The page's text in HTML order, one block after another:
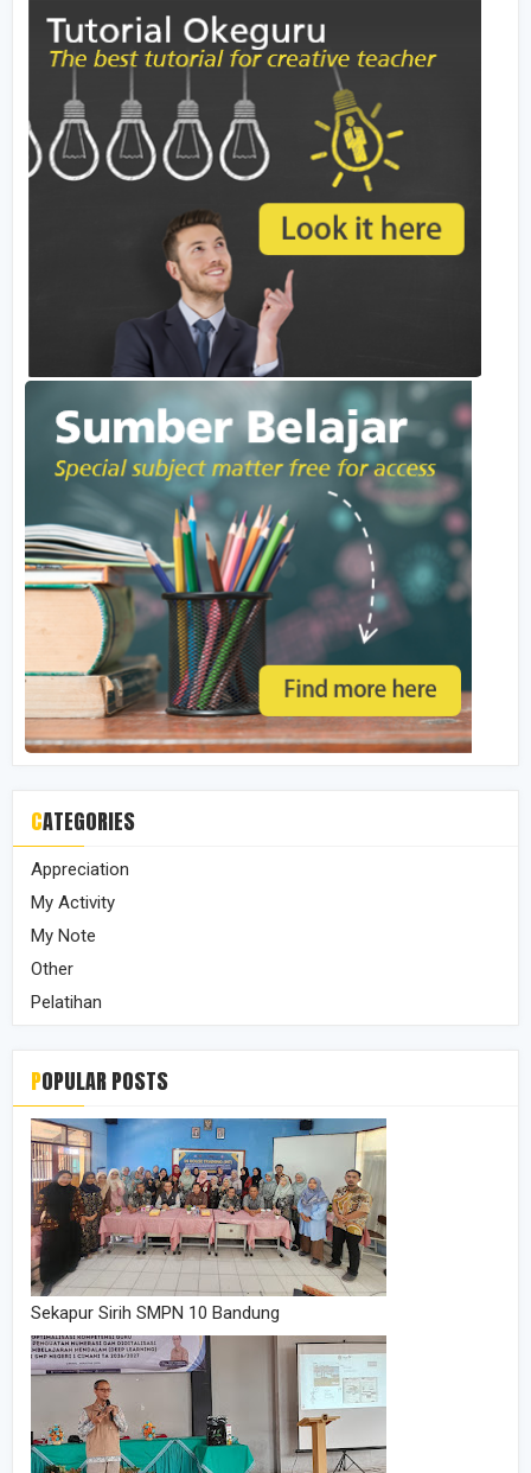
CATEGORIES
Appreciation
My Activity
My Note
Other
Pelatihan
POPULAR POSTS
Sekapur Sirih SMPN 10 Bandung